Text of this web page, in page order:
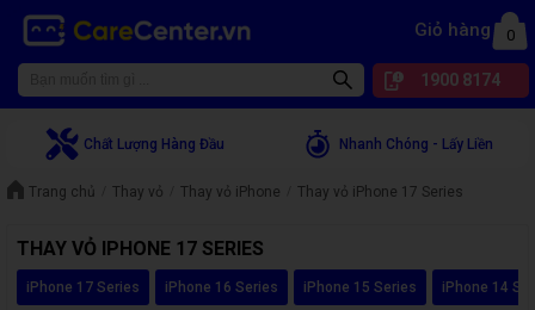
Giỏ hàng 0
1900 8174
Chất Lượng Hàng Đầu Nhanh Chóng - Lấy Liền
Trang chủ Thay vỏ Thay vỏ iPhone Thay vỏ iPhone 17 Series
THAY VỎ IPHONE 17 SERIES
iPhone 17 Series iPhone 16 Series iPhone 15 Series iPhone 14